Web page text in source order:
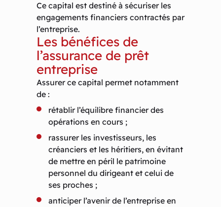
Ce capital est destiné à sécuriser les
engagements financiers contractés par
l’entreprise.
Les bénéfices de
l’assurance de prêt
entreprise
Assurer ce capital permet notamment
de :
rétablir l’équilibre financier des
opérations en cours ;
rassurer les investisseurs, les
créanciers et les héritiers, en évitant
de mettre en péril le patrimoine
personnel du dirigeant et celui de
ses proches ;
anticiper l’avenir de l’entreprise en